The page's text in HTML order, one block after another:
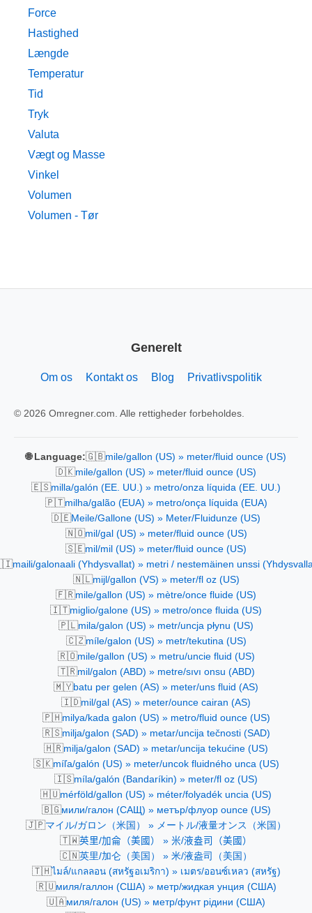
Force
Hastighed
Længde
Temperatur
Tid
Tryk
Valuta
Vægt og Masse
Vinkel
Volumen
Volumen - Tør
Generelt
Om os Kontakt os Blog Privatlivspolitik
© 2026 Omregner.com. Alle rettigheder forbeholdes.
🌐 Language:🇬🇧mile/gallon (US) » meter/fluid ounce (US)
🇩🇰mile/gallon (US) » meter/fluid ounce (US)
🇪🇸milla/galón (EE. UU.) » metro/onza líquida (EE. UU.)
🇵🇹milha/galão (EUA) » metro/onça líquida (EUA)
🇩🇪Meile/Gallone (US) » Meter/Fluidunze (US)
🇳🇴mil/gal (US) » meter/fluid ounce (US)
🇸🇪mil/mil (US) » meter/fluid ounce (US)
maili/galonaali (Yhdysvallat) » metri / nestemäinen unssi
🇳🇱mijl/gallon (VS) » meter/fl oz (US)
🇫🇷mile/gallon (US) » mètre/once fluide (US)
🇮🇹miglio/galone (US) » metro/once fluida (US)
🇵🇱mila/galon (US) » metr/uncja płynu (US)
🇨🇿míle/galon (US) » metr/tekutina (US)
🇷🇴mile/gallon (US) » metru/uncie fluid (US)
🇹🇷mil/galon (ABD) » metre/sıvı onsu (ABD)
🇲🇾batu per gelen (AS) » meter/uns fluid (AS)
🇮🇩mil/gal (AS) » meter/ounce cairan (AS)
🇵🇭milya/kada galon (US) » metro/fluid ounce (US)
🇷🇸milja/galon (SAD) » metar/uncija tečnosti (SAD)
🇭🇷milja/galon (SAD) » metar/uncija tekućine (US)
🇸🇰míľa/galón (US) » meter/uncok fluidného unca (US)
🇮🇸míla/galón (Bandaríkin) » meter/fl oz (US)
🇭🇺mérföld/gallon (US) » méter/folyadék uncia (US)
🇧🇬мили/галон (САЩ) » метър/флуор ounce (US)
🇯🇵マイル/ガロン（米国） » メートル/液量オンス（米国）
🇹🇼英里/加侖（美國） » 米/液盎司（美國）
🇨🇳英里/加仑（美国） » 米/液盎司（美国）
🇹🇭ไมล์/แกลลอน (สหรัฐอเมริกา) » เมตร/ออนซ์เหลว (สหรัฐ)
🇷🇺миля/галлон (США) » метр/жидкая унция (США)
🇺🇦миля/галон (US) » метр/фунт рідини (США)